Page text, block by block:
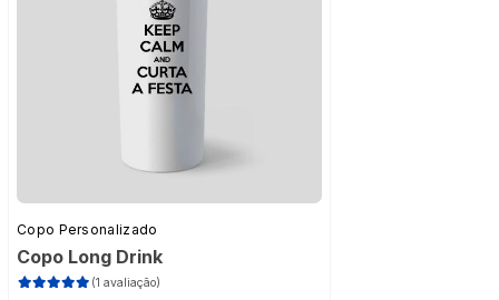
Copo Personalizado
Copo Long Drink
(1 avaliação)